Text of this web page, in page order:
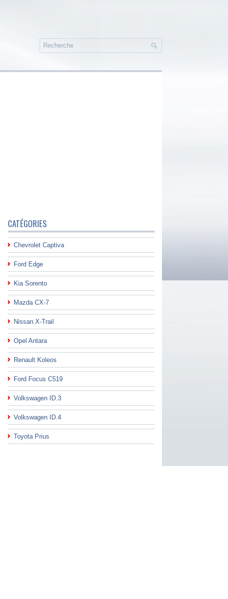
CATÉGORIES
Chevrolet Captiva
Ford Edge
Kia Sorento
Mazda CX-7
Nissan X-Trail
Opel Antara
Renault Koleos
Ford Focus C519
Volkswagen ID.3
Volkswagen ID.4
Toyota Prius